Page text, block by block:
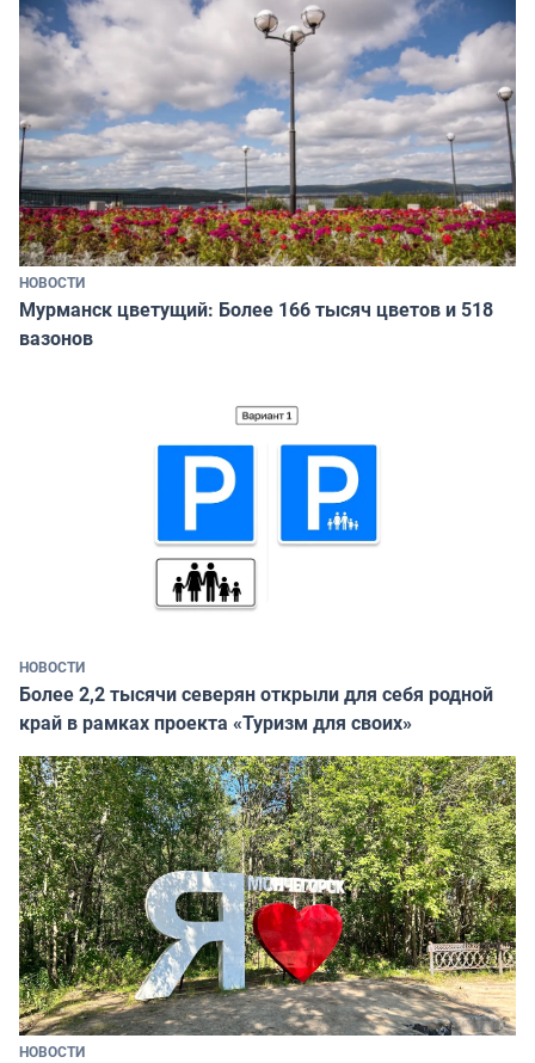
НОВОСТИ
Мурманск цветущий: Более 166 тысяч цветов и 518
вазонов
НОВОСТИ
Более 2,2 тысячи северян открыли для себя родной
край в рамках проекта «Туризм для своих»
НОВОСТИ